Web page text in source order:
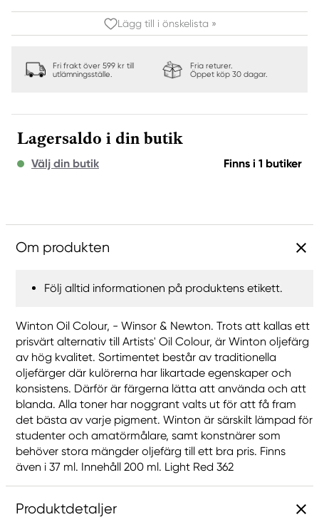
Lägg till i önskelista »
Fri frakt över 599 kr till
utlämningsställe.
Fria returer.
Öppet köp 30 dagar.
Lagersaldo i din butik
Välj din butik Finns i 1 butiker
Om produkten
Följ alltid informationen på produktens etikett.
Winton Oil Colour, - Winsor & Newton. Trots att kallas ett
prisvärt alternativ till Artists' Oil Colour, är Winton oljefärg
av hög kvalitet. Sortimentet består av traditionella
oljefärger där kulörerna har likartade egenskaper och
konsistens. Därför är färgerna lätta att använda och att
blanda. Alla toner har noggrant valts ut för att få fram
det bästa av varje pigment. Winton är särskilt lämpad för
studenter och amatörmålare, samt konstnärer som
behöver stora mängder oljefärg till ett bra pris. Finns
även i 37 ml. Innehåll 200 ml. Light Red 362
Produktdetaljer